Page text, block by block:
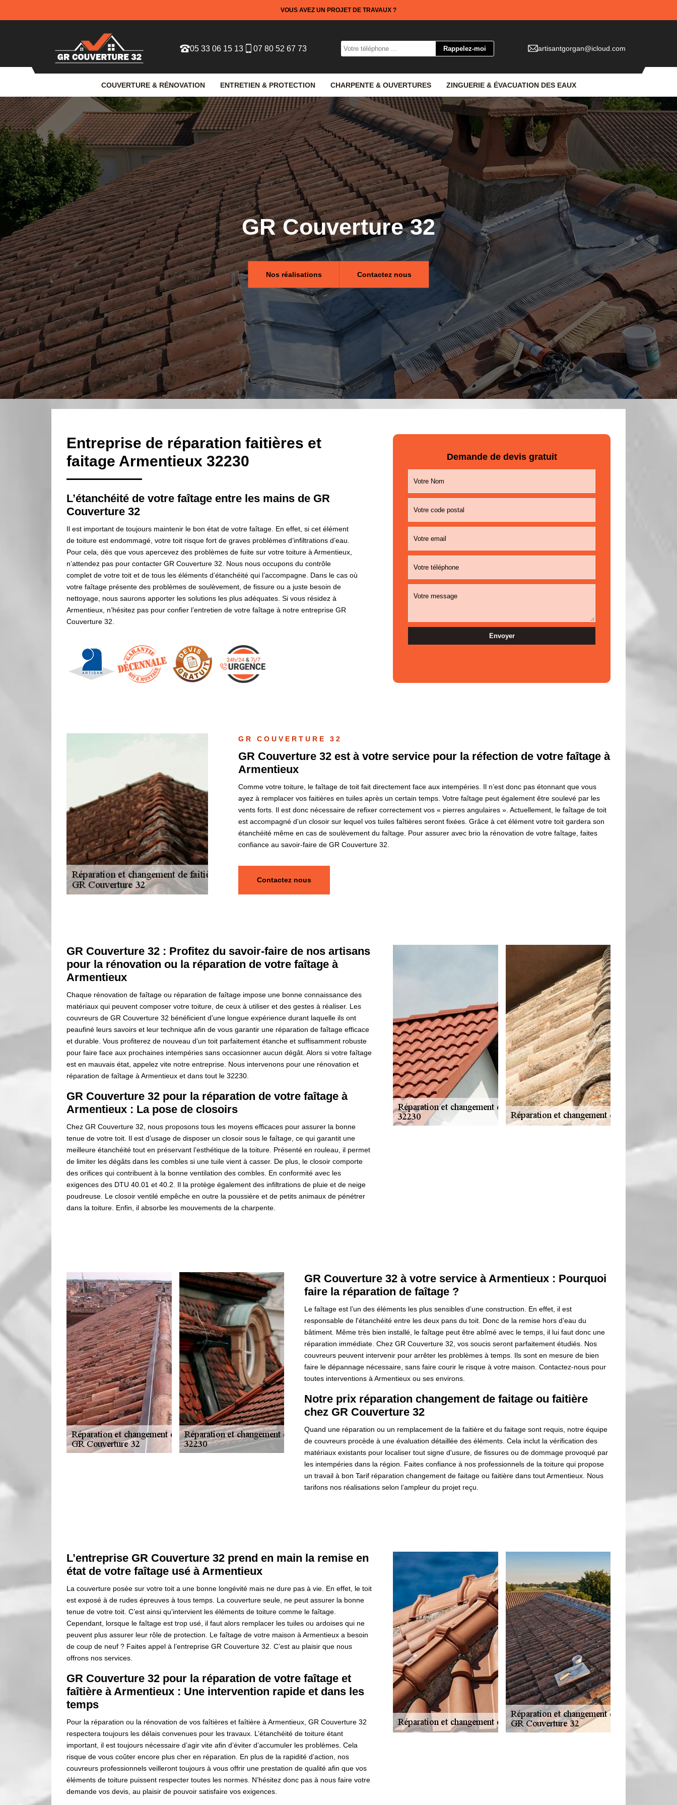
VOUS AVEZ UN PROJET DE TRAVAUX ?
05 33 06 15 13 07 80 52 67 73 artisantgorgan@icloud.com
COUVERTURE & RÉNOVATION ENTRETIEN & PROTECTION CHARPENTE & OUVERTURES ZINGUERIE & ÉVACUATION DES EAUX
GR Couverture 32
Nos réalisations Contactez nous
Entreprise de réparation faitières et
faitage Armentieux 32230
L’étanchéité de votre faîtage entre les mains de GR
Couverture 32
Il est important de toujours maintenir le bon état de votre faîtage. En effet, si cet élément
de toiture est endommagé, votre toit risque fort de graves problèmes d’infiltrations d’eau.
Pour cela, dès que vous apercevez des problèmes de fuite sur votre toiture à Armentieux,
n’attendez pas pour contacter GR Couverture 32. Nous nous occupons du contrôle
complet de votre toit et de tous les éléments d’étanchéité qui l’accompagne. Dans le cas où
votre faîtage présente des problèmes de soulèvement, de fissure ou a juste besoin de
nettoyage, nous saurons apporter les solutions les plus adéquates. Si vous résidez à
Armentieux, n’hésitez pas pour confier l’entretien de votre faîtage à notre entreprise GR
Couverture 32.
Demande de devis gratuit
GR COUVERTURE 32
GR Couverture 32 est à votre service pour la réfection de votre faîtage à
Armentieux
Comme votre toiture, le faîtage de toit fait directement face aux intempéries. Il n’est donc pas étonnant que vous
ayez à remplacer vos faitières en tuiles après un certain temps. Votre faîtage peut également être soulevé par les
vents forts. Il est donc nécessaire de refixer correctement vos « pierres angulaires ». Actuellement, le faîtage de toit
est accompagné d’un closoir sur lequel vos tuiles faîtières seront fixées. Grâce à cet élément votre toit gardera son
étanchéité même en cas de soulèvement du faîtage. Pour assurer avec brio la rénovation de votre faîtage, faites
confiance au savoir-faire de GR Couverture 32.
Contactez nous
GR Couverture 32 : Profitez du savoir-faire de nos artisans
pour la rénovation ou la réparation de votre faîtage à
Armentieux
Chaque rénovation de faîtage ou réparation de faîtage impose une bonne connaissance des
matériaux qui peuvent composer votre toiture, de ceux à utiliser et des gestes à réaliser. Les
couvreurs de GR Couverture 32 bénéficient d’une longue expérience durant laquelle ils ont
peaufiné leurs savoirs et leur technique afin de vous garantir une réparation de faîtage efficace
et durable. Vous profiterez de nouveau d’un toit parfaitement étanche et suffisamment robuste
pour faire face aux prochaines intempéries sans occasionner aucun dégât. Alors si votre faîtage
est en mauvais état, appelez vite notre entreprise. Nous intervenons pour une rénovation et
réparation de faîtage à Armentieux et dans tout le 32230.
GR Couverture 32 pour la réparation de votre faîtage à
Armentieux : La pose de closoirs
Chez GR Couverture 32, nous proposons tous les moyens efficaces pour assurer la bonne
tenue de votre toit. Il est d’usage de disposer un closoir sous le faîtage, ce qui garantit une
meilleure étanchéité tout en préservant l’esthétique de la toiture. Présenté en rouleau, il permet
de limiter les dégâts dans les combles si une tuile vient à casser. De plus, le closoir comporte
des orifices qui contribuent à la bonne ventilation des combles. En conformité avec les
exigences des DTU 40.01 et 40.2. Il la protège également des infiltrations de pluie et de neige
poudreuse. Le closoir ventilé empêche en outre la poussière et de petits animaux de pénétrer
dans la toiture. Enfin, il absorbe les mouvements de la charpente.
GR Couverture 32 à votre service à Armentieux : Pourquoi
faire la réparation de faîtage ?
Le faîtage est l’un des éléments les plus sensibles d’une construction. En effet, il est
responsable de l'étanchéité entre les deux pans du toit. Donc de la remise hors d’eau du
bâtiment. Même très bien installé, le faîtage peut être abîmé avec le temps, il lui faut donc une
réparation immédiate. Chez GR Couverture 32, vos soucis seront parfaitement étudiés. Nos
couvreurs peuvent intervenir pour arrêter les problèmes à temps. Ils sont en mesure de bien
faire le dépannage nécessaire, sans faire courir le risque à votre maison. Contactez-nous pour
toutes interventions à Armentieux ou ses environs.
Notre prix réparation changement de faitage ou faitière
chez GR Couverture 32
Quand une réparation ou un remplacement de la faitière et du faitage sont requis, notre équipe
de couvreurs procède à une évaluation détaillée des éléments. Cela inclut la vérification des
matériaux existants pour localiser tout signe d'usure, de fissures ou de dommage provoqué par
les intempéries dans la région. Faites confiance à nos professionnels de la toiture qui propose
un travail à bon Tarif réparation changement de faitage ou faitière dans tout Armentieux. Nous
tarifons nos réalisations selon l’ampleur du projet reçu.
L’entreprise GR Couverture 32 prend en main la remise en
état de votre faîtage usé à Armentieux
La couverture posée sur votre toit a une bonne longévité mais ne dure pas à vie. En effet, le toit
est exposé à de rudes épreuves à tous temps. La couverture seule, ne peut assurer la bonne
tenue de votre toit. C’est ainsi qu’intervient les éléments de toiture comme le faîtage.
Cependant, lorsque le faîtage est trop usé, il faut alors remplacer les tuiles ou ardoises qui ne
peuvent plus assurer leur rôle de protection. Le faîtage de votre maison à Armentieux a besoin
de coup de neuf ? Faites appel à l’entreprise GR Couverture 32. C’est au plaisir que nous
offrons nos services.
GR Couverture 32 pour la réparation de votre faîtage et
faîtière à Armentieux : Une intervention rapide et dans les
temps
Pour la réparation ou la rénovation de vos faîtières et faîtière à Armentieux, GR Couverture 32
respectera toujours les délais convenues pour les travaux. L’étanchéité de toiture étant
important, il est toujours nécessaire d’agir vite afin d’éviter d’accumuler les problèmes. Cela
risque de vous coûter encore plus cher en réparation. En plus de la rapidité d’action, nos
couvreurs professionnels veilleront toujours à vous offrir une prestation de qualité afin que vos
éléments de toiture puissent respecter toutes les normes. N’hésitez donc pas à nous faire votre
demande vos devis, au plaisir de pouvoir satisfaire vos exigences.